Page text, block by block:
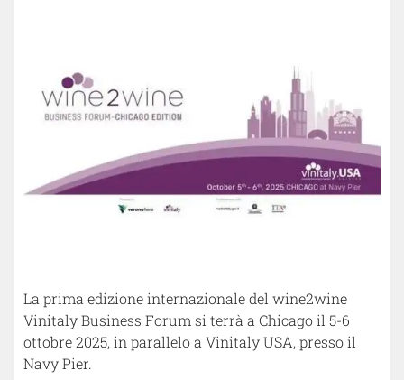
La prima edizione internazionale del wine2wine
Vinitaly Business Forum si terrà a Chicago il 5-6
ottobre 2025, in parallelo a Vinitaly USA, presso il
Navy Pier.